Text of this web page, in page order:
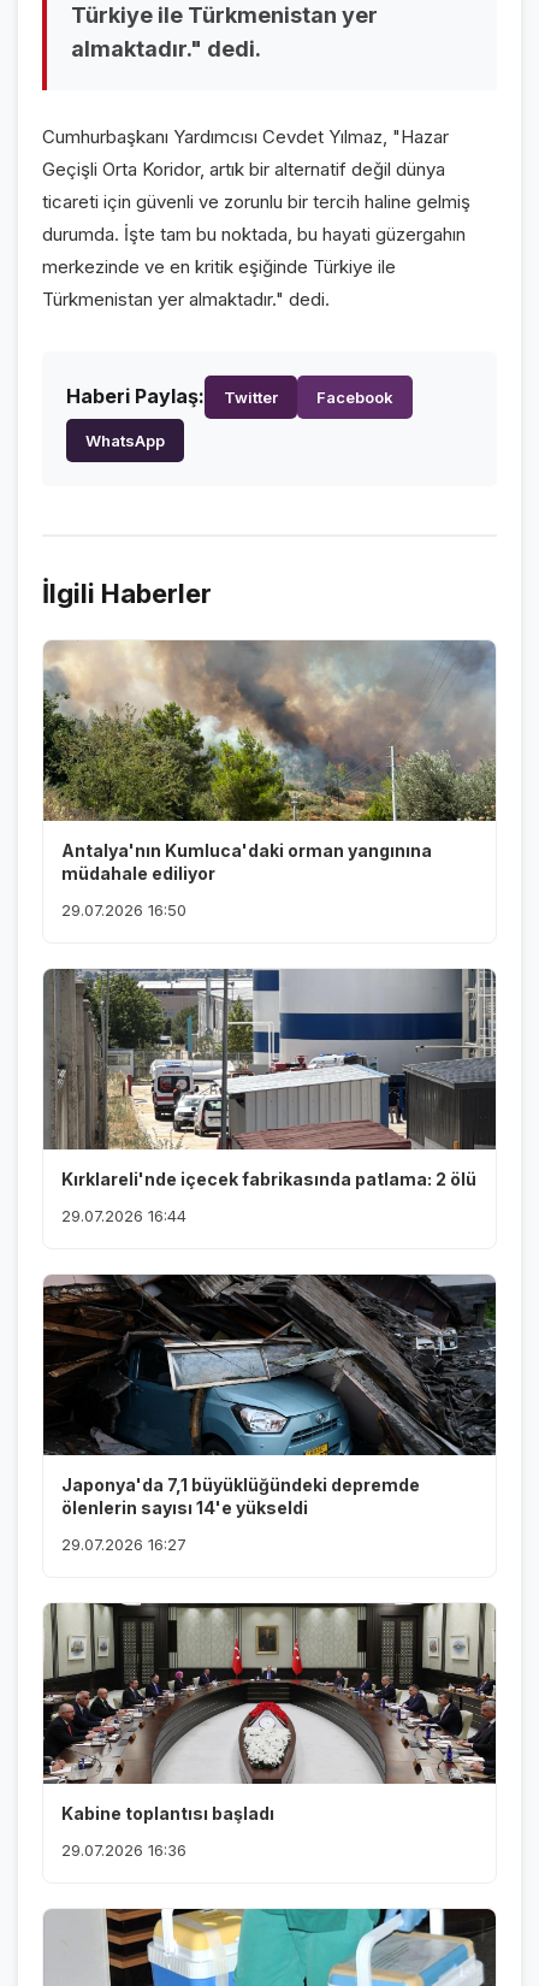
HAKKIMIZDA
Türkiye ile Türkmenistan yer
almaktadır." dedi.
Cumhurbaşkanı Yardımcısı Cevdet Yılmaz, "Hazar
Geçişli Orta Koridor, artık bir alternatif değil dünya
ticareti için güvenli ve zorunlu bir tercih haline gelmiş
durumda. İşte tam bu noktada, bu hayati güzergahın
merkezinde ve en kritik eşiğinde Türkiye ile
Türkmenistan yer almaktadır." dedi.
Haberi Paylaş: Twitter Facebook
WhatsApp
İlgili Haberler
Antalya'nın Kumluca'daki orman yangınına
müdahale ediliyor
29.07.2026 16:50
Kırklareli'nde içecek fabrikasında patlama: 2 ölü
29.07.2026 16:44
Japonya'da 7,1 büyüklüğündeki depremde
ölenlerin sayısı 14'e yükseldi
29.07.2026 16:27
Kabine toplantısı başladı
29.07.2026 16:36